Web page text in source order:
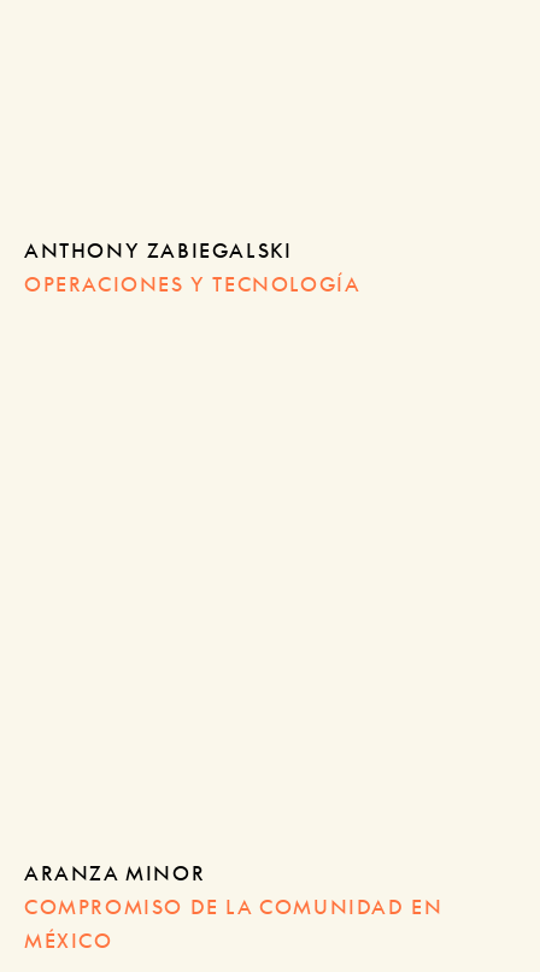
ANTHONY ZABIEGALSKI
OPERACIONES Y TECNOLOGÍA
ARANZA MINOR
COMPROMISO DE LA COMUNIDAD EN
MÉXICO